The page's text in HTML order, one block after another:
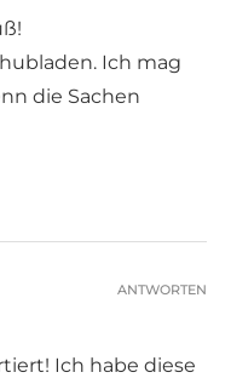
Ich mag
die Sachen
Ich habe diese
ANTWORTEN